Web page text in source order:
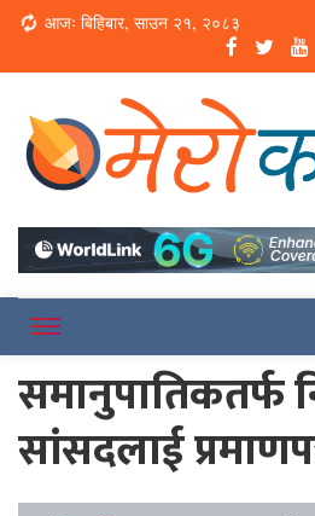
Loading...
आजः बिहिबार, साउन २१, २०८३
समानुपातिकतर्फ
सांसदलाई